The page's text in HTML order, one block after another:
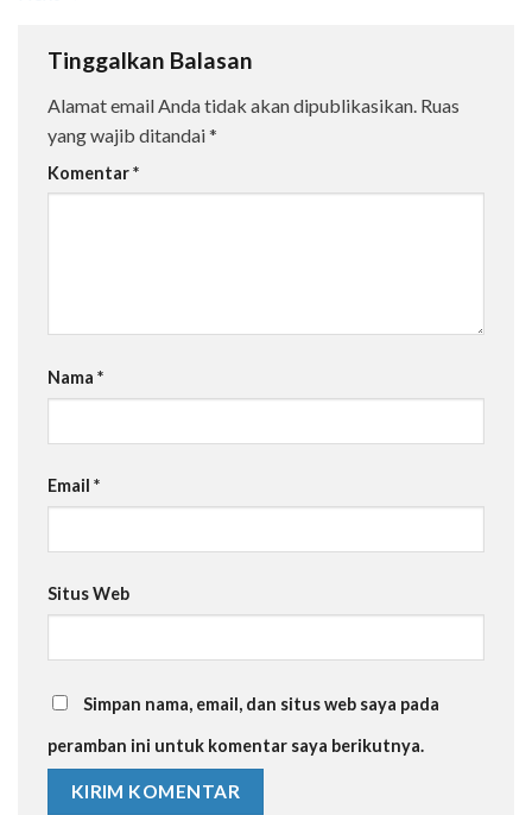
Tinggalkan Balasan
Alamat email Anda tidak akan dipublikasikan. Ruas
yang wajib ditandai*
Komentar*
Nama *
Email *
Situs Web
Simpan nama, email, dan situs web saya pada
peramban ini untuk komentar saya berikutnya.